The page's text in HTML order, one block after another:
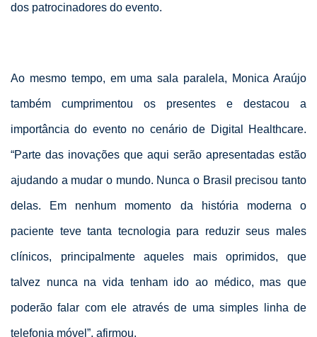
dos patrocinadores do evento.
Ao mesmo tempo, em uma sala paralela, Monica Araújo
também cumprimentou os presentes e destacou a
importância do evento no cenário de Digital Healthcare.
“Parte das inovações que aqui serão apresentadas estão
ajudando a mudar o mundo. Nunca o Brasil precisou tanto
delas. Em nenhum momento da história moderna o
paciente teve tanta tecnologia para reduzir seus males
clínicos, principalmente aqueles mais oprimidos, que
talvez nunca na vida tenham ido ao médico, mas que
poderão falar com ele através de uma simples linha de
telefonia móvel”, afirmou.